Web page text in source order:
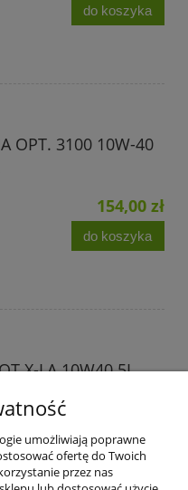
do koszyka
OPT. 3100 10W-40
154,00 zł
do koszyka
X-LA 10W40 5L
umożliwiają poprawne
ofertę do Twoich
przez nas